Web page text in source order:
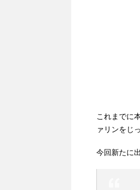
これまでに
ァリンをじ
今回新たに